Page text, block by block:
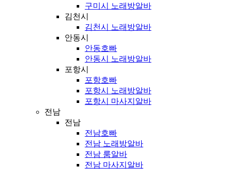
구미시 노래방알바
김천시
김천시 노래방알바
안동시
안동호빠
안동시 노래방알바
포항시
포항호빠
포항시 노래방알바
포항시 마사지알바
전남
전남
전남호빠
전남 노래방알바
전남 룸알바
전남 마사지알바